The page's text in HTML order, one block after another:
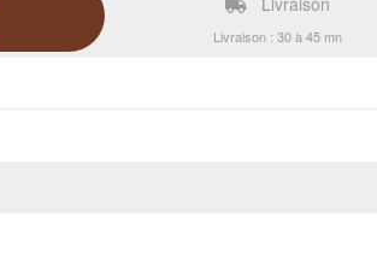
Livraison : 30 à 45 mn